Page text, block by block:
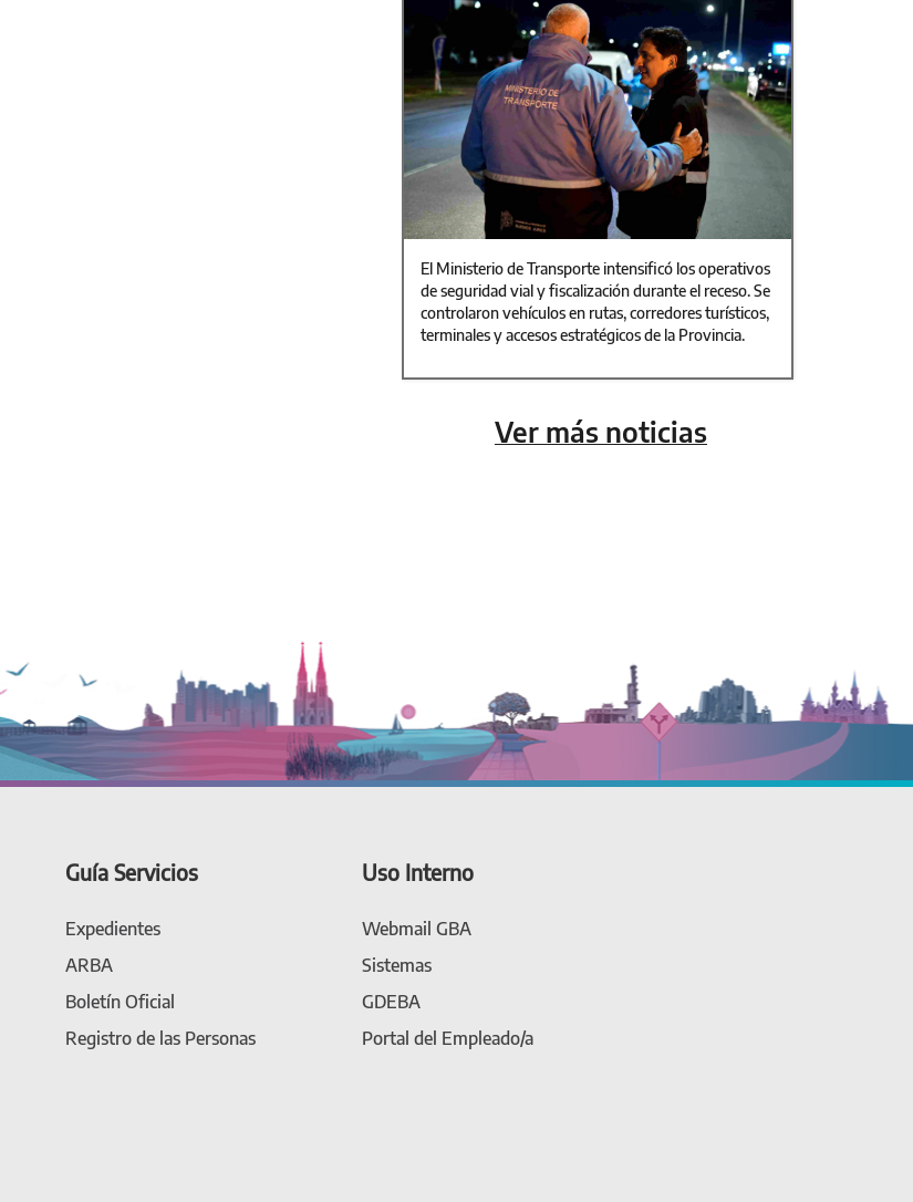
El Ministerio de Transporte intensificó los operativos
de seguridad vial y fiscalización durante el receso. Se
controlaron vehículos en rutas, corredores turísticos,
terminales y accesos estratégicos de la Provincia.
Ver más noticias
Guía Servicios
Expedientes
ARBA
Boletín Oficial
Registro de las Personas
Uso Interno
Webmail GBA
Sistemas
GDEBA
Portal del Empleado/a